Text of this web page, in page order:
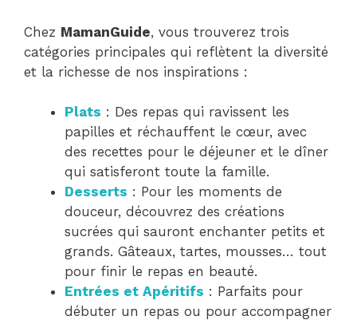
Chez MamanGuide, vous trouverez trois
catégories principales qui reflètent la diversité
et la richesse de nos inspirations :
Plats : Des repas qui ravissent les
papilles et réchauffent le cœur, avec
des recettes pour le déjeuner et le dîner
qui satisferont toute la famille.
Desserts : Pour les moments de
douceur, découvrez des créations
sucrées qui sauront enchanter petits et
grands. Gâteaux, tartes, mousses… tout
pour finir le repas en beauté.
Entrées et Apéritifs : Parfaits pour
débuter un repas ou pour accompagner